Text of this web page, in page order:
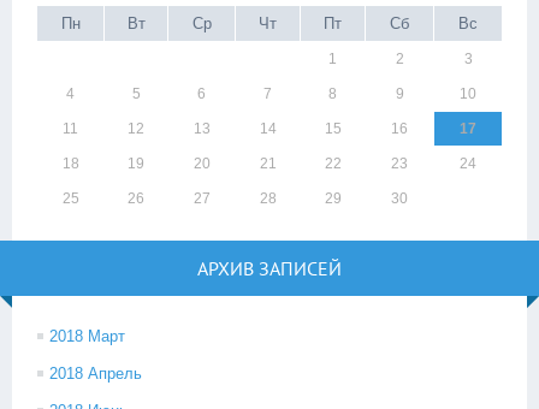
Пн
Вт Ср Чт Пт Сб Вс
1 2 3
4 5 6 7 8 9 10
11 12 13 14 15 16 17
18 19 20 21 22 23 24
25 26 27 28 29 30
АРХИВ ЗАПИСЕЙ
2018 Март
2018 Апрель